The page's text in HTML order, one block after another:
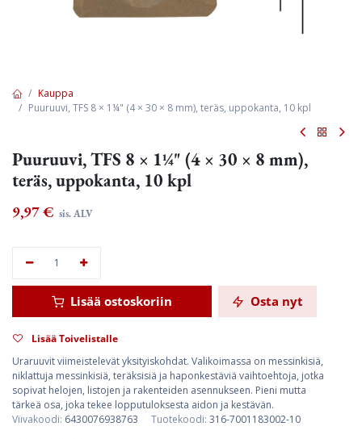
Kauppa
Puuruuvi, TFS 8 × 1¼" (4 × 30 × 8 mm), teräs, uppokanta, 10 kpl
Puuruuvi, TFS 8 × 1¼" (4 × 30 × 8 mm),
teräs, uppokanta, 10 kpl
9,97€ sis. ALV
Lisää ostoskoriin Osta nyt
Lisää Toivelistalle
Uraruuvit viimeistelevät yksityiskohdat. Valikoimassa on messinkisiä,
niklattuja messinkisiä, teräksisiä ja haponkestäviä vaihtoehtoja, jotka
sopivat helojen, listojen ja rakenteiden asennukseen. Pieni mutta
tärkeä osa, joka tekee lopputuloksesta aidon ja kestävän.
Viivakoodi: 6430076938763 Tuotekoodi: 316-7001183002-10